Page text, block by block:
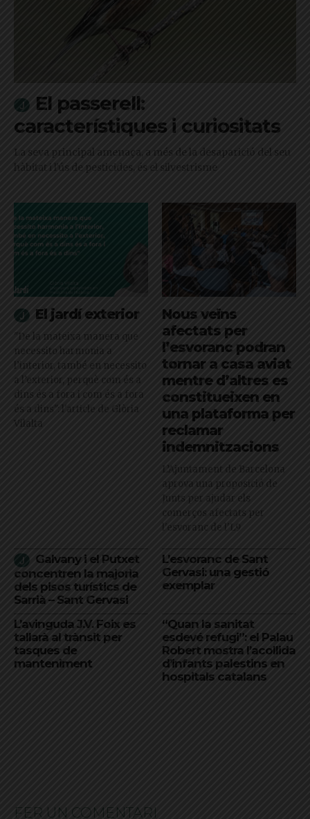
El passerell:
característiques i curiositats
La seva principal amenaça, a més de la desaparició del seu
hàbitat i l'ús de pesticides, és el silvestrisme
El jardí exterior
"De la mateixa manera que
necessito harmonia a
l’interior, també en necessito
a l’exterior, perquè com és a
dins és a fora i com és a fora
és a dins": l'article de Glòria
Vilalta
Nous veïns
afectats per
l’esvoranc podran
tornar a casa aviat
mentre d’altres es
constitueixen en
una plataforma per
reclamar
indemnitzacions
L’Ajuntament de Barcelona
aprova una proposició de
Junts per ajudar els
comerços afectats per
l'esvoranc de l'L9
Galvany i el Putxet
concentren la majoria
dels pisos turístics de
Sarrià – Sant Gervasi
L’esvoranc de Sant
Gervasi: una gestió
exemplar
L’avinguda J.V. Foix es
tallarà al trànsit per
tasques de
manteniment
“Quan la sanitat
esdevé refugi”: el Palau
Robert mostra l’acollida
d’infants palestins en
hospitals catalans
FER UN COMENTARI